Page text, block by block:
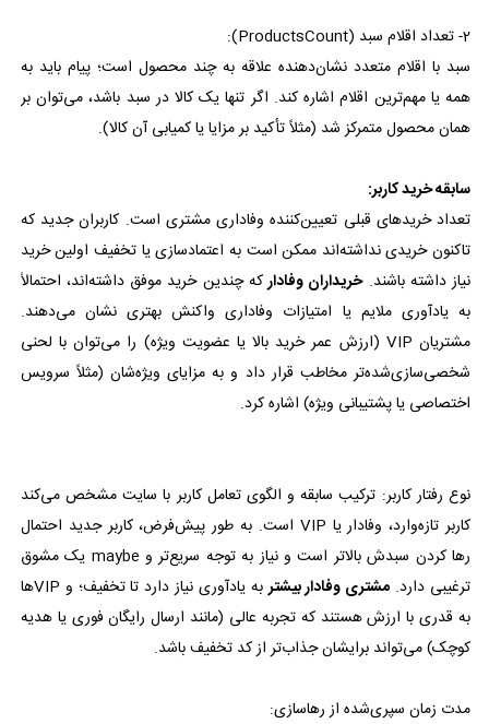
2- تعداد اقلام سبد (ProductsCount):
سبد با اقلام متعدد نشان‌دهنده علاقه به چند محصول است؛ پیام باید به
همه یا مهم‌ترین اقلام اشاره کند. اگر تنها یک کالا در سبد باشد، می‌توان بر
همان محصول متمرکز شد (مثلاً تأکید بر مزایا یا کمیابی آن کالا).
سابقه خرید کاربر:
تعداد خریدهای قبلی تعیین‌کننده وفاداری مشتری است. کاربران جدید که
تاکنون خریدی نداشته‌اند ممکن است به اعتمادسازی یا تخفیف اولین خرید
نیاز داشته باشند.خریداران وفادارکه چندین خرید موفق داشته‌اند، احتمالاً
به یادآوری ملایم یا امتیازات وفاداری واکنش بهتری نشان می‌دهند.
مشتریان VIP (ارزش عمر خرید بالا یا عضویت ویژه) را می‌توان با لحنی
شخصی‌سازی‌شده‌تر مخاطب قرار داد و به مزایای ویژه‌شان (مثلاً سرویس
اختصاصی یا پشتیبانی ویژه) اشاره کرد.
نوع رفتار کاربر: ترکیب سابقه و الگوی تعامل کاربر با سایت مشخص می‌کند
کاربر تازه‌وارد، وفادار یا VIP است. به طور پیش‌فرض، کاربر جدید احتمال
رها کردن سبدش بالاتر است و نیاز به توجه سریع‌تر و maybe یک مشوق
ترغیبی دارد. مشتری وفادار بیشتر
به یادآوری نیاز دارد تا تخفیف؛ و VIPها
به قدری با ارزش هستند که تجربه عالی (مانند ارسال رایگان فوری یا هدیه
کوچک) می‌تواند برایشان جذاب‌تر از کد تخفیف باشد.
مدت زمان سپری‌شده از رهاسازی: